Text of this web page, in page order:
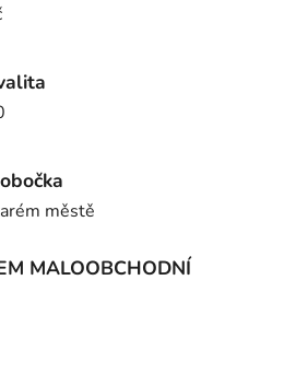
městě
MALOOBCHODNÍ